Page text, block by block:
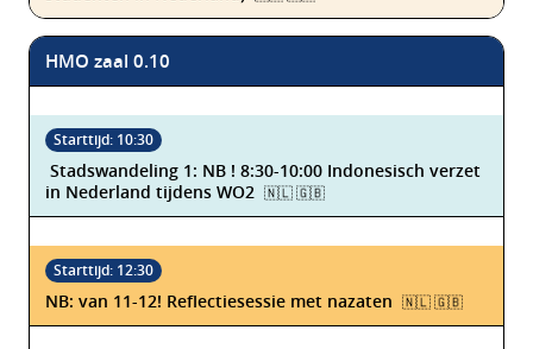
HMO zaal 0.10
Stadswandeling 1: NB ! 8:30-10:00 Indonesisch verzet
in Nederland tijdens WO2 🇳🇱 🇬🇧
NB: van 11-12! Reflectiesessie met nazaten 🇳🇱 🇬🇧